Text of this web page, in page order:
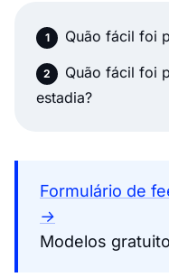
Quão fácil foi
Quão fácil foi
estadia?
Formulário de
→
Modelos